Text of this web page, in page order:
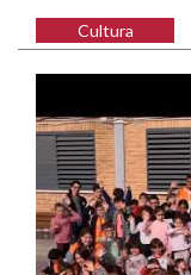
Cultura